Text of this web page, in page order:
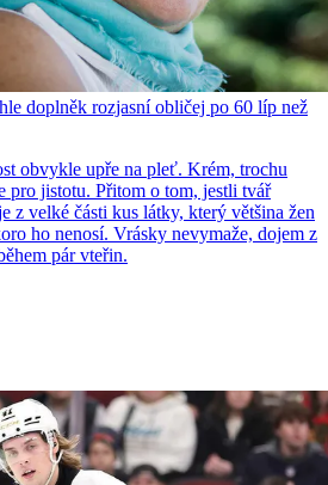
doplněk rozjasní obličej po 60 líp než
obvykle upře na pleť. Krém, trochu
pro jistotu. Přitom o tom, jestli tvář
z velké části kus látky, který většina žen
ho nenosí. Vrásky nevymaže, dojem z
pár vteřin.